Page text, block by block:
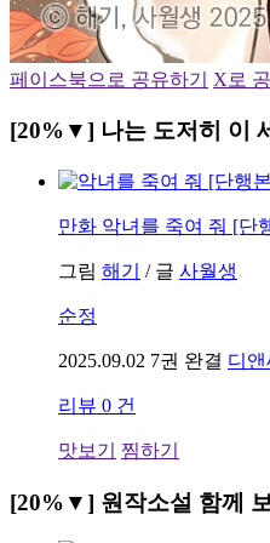
페이스북으로 공유하기 X로
[20%▼] 나는 도저히 이
만화 악녀를 죽여 줘 [단
그림 해기 / 글 사월생
순정
2025.09.02 7권 완결 디
리뷰 0 건
맛보기 찜하기
[20%▼] 원작소설 함께 보